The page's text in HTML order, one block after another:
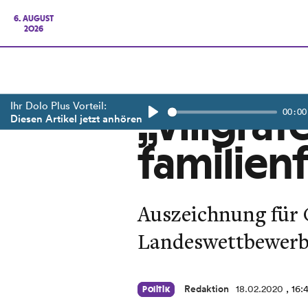
6. AUGUST
2026
Ihr Dolo Plus Vorteil:
Diesen Artikel jetzt anhören
Play
00:00
Auszeichnung
Politik Redaktion 18.02.2020 ,